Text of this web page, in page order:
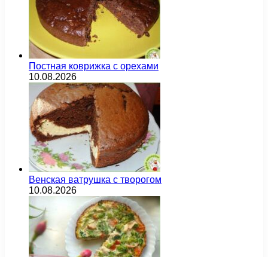
Постная коврижка с орехами
10.08.2026
Венская ватрушка с творогом
10.08.2026